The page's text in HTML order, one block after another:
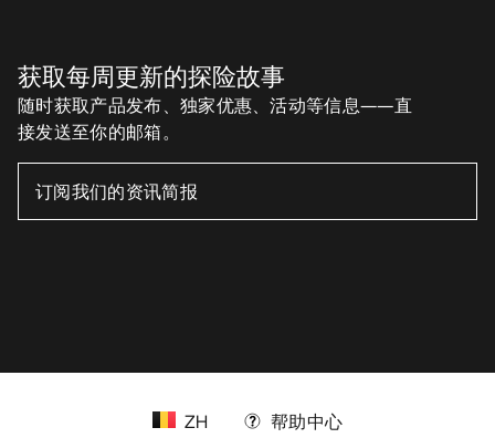
获取每周更新的探险故事
随时获取产品发布、独家优惠、活动等信息——直
接发送至你的邮箱。
ZH 帮助中心